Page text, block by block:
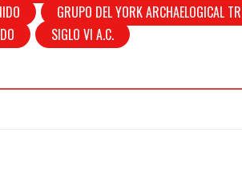
GRUPO DEL YORK ARCHAELOGICAL
SIGLO VI A.C.